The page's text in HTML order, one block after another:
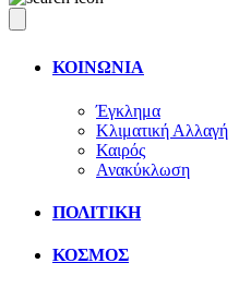
ΚΟΙΝΩΝΙΑ
Έγκλημα
Κλιματική Αλλαγή
Καιρός
Ανακύκλωση
ΠΟΛΙΤΙΚΗ
ΚΟΣΜΟΣ